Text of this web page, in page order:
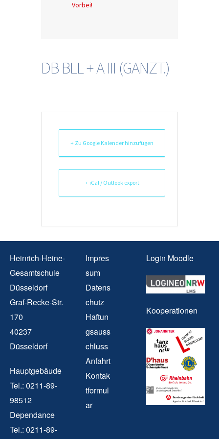
Vorbei!
DB BLL + A III (GANZT.)
+ Zu Google Kalender hinzufügen
+ iCal / Outlook export
Heinrich-Heine-
Gesamtschule
Düsseldorf
Graf-Recke-Str.
170
40237
Düsseldorf
Hauptgebäude
Tel.: 0211-89-
98512
Dependance
Tel.: 0211-89-
Impres
sum
Datens
chutz
Haftun
gsauss
chluss
Anfahrt
Kontak
tformul
ar
Login Moodle
Kooperationen